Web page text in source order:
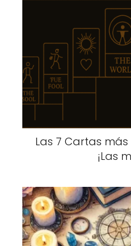
Las 7 Cartas
¡Las